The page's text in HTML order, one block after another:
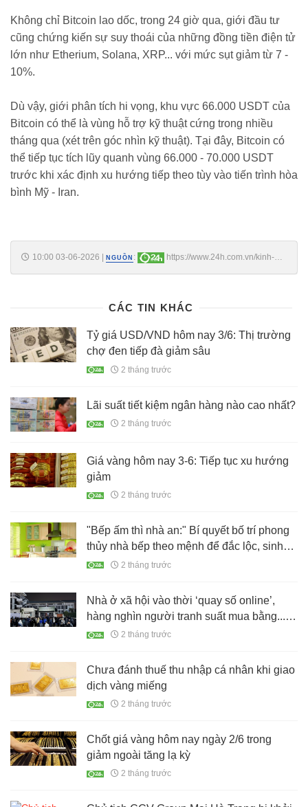
Không chỉ Bitcoin lao dốc, trong 24 giờ qua, giới đầu tư
cũng chứng kiến sự suy thoái của những đồng tiền điện tử
lớn như Etherium, Solana, XRP... với mức sụt giảm từ 7 -
10%.
Dù vậy, giới phân tích hi vọng, khu vực 66.000 USDT của
Bitcoin có thể là vùng hỗ trợ kỹ thuật cứng trong nhiều
tháng qua (xét trên góc nhìn kỹ thuật). Tại đây, Bitcoin có
thể tiếp tục tích lũy quanh vùng 66.000 - 70.000 USDT
trước khi xác định xu hướng tiếp theo tùy vào tiến trình hòa
bình Mỹ - Iran.
10:00 03-06-2026 | NGUỒN :
https://www.24h.com.vn/kinh-
CÁC TIN KHÁC
Tỷ giá USD/VND hôm nay 3/6: Thị trường
chợ đen tiếp đà giảm sâu
2 tháng trước
Lãi suất tiết kiệm ngân hàng nào cao nhất?
2 tháng trước
Giá vàng hôm nay 3-6: Tiếp tục xu hướng
giảm
2 tháng trước
"Bếp ấm thì nhà an:" Bí quyết bố trí phong
thủy nhà bếp theo mệnh để đắc lộc, sinh
tài
2 tháng trước
Nhà ở xã hội vào thời ‘quay số online’,
hàng nghìn người tranh suất mua bằng...
một cú click2 tháng trước
Chưa đánh thuế thu nhập cá nhân khi giao
dịch vàng miếng
2 tháng trước
Chốt giá vàng hôm nay ngày 2/6 trong
giảm ngoài tăng lạ kỳ
2 tháng trước